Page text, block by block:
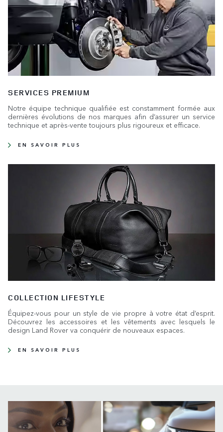
SERVICES PREMIUM
Notre équipe technique qualifiée est constamment formée aux
dernières évolutions de nos marques afin d’assurer un service
technique et après-vente toujours plus rigoureux et efficace.
EN SAVOIR PLUS
COLLECTION LIFESTYLE
Équipez-vous pour un style de vie propre à votre état d’esprit.
Découvrez les accessoires et les vêtements avec lesquels le
design Land Rover va conquérir de nouveaux espaces.
EN SAVOIR PLUS